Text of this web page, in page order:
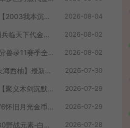
RED三端引擎传奇手游【2003我本沉默】最新整理Win系服务端+安卓苹果PC三端+详细搭建教程 2026-08-04
三网H5策略手游【三国兵临天下代金券内购七合修复版】最新整理单机一键即玩镜像端+Linux手工服务端+管理后台+GM授权后台+简易安卓客户端+详细搭建教程+视频教程 2026-08-02
卡牌回合手游【山海经异兽录11赛季全人物代金券内购版】最新整理WIN系服务端+授权GM后台+管理后台+热更修改工具+安卓+详细搭建教程 2026-08-02
GGE2互通西游【神界天海西柚】最新整理Win系服务端+安卓苹果PC三端+内置GM工具+全套源码+详细搭建教程+视频教程 2026-07-30
RED三端引擎传奇手游【聚义木剑沉默高仿嘟嘟沉默】最新整理Win系服务端+安卓苹果PC三端+详细搭建教程 2026-07-29
战神引擎传奇手游【1.76怀旧月光金币版】最新整理Win系复古服务端+安卓苹果双端+GM授权物品后台+详细搭建教程 2026-07-29
战神引擎传奇手游【1.80野战元素-白猪7.2免授权】最新整理Win系特色服务端+安卓+GM授权物品后台+详细搭建教程 2026-07-28